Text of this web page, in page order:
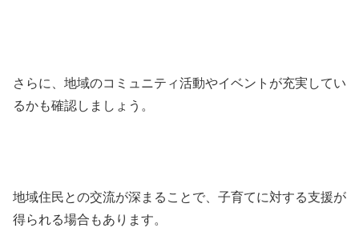
さらに、地域のコミュニティ活動やイベントが充実してい
るかも確認しましょう。
地域住民との交流が深まることで、子育てに対する支援が
得られる場合もあります。